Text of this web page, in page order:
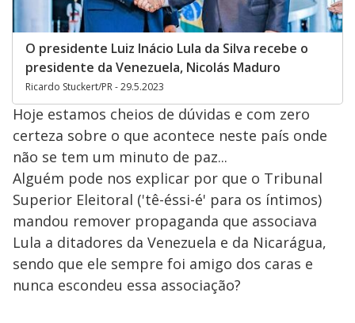
O presidente Luiz Inácio Lula da Silva recebe o
presidente da Venezuela, Nicolás Maduro
Ricardo Stuckert/PR - 29.5.2023
Hoje estamos cheios de dúvidas e com zero
certeza sobre o que acontece neste país onde
não se tem um minuto de paz...
Alguém pode nos explicar por que o Tribunal
Superior Eleitoral ('tê-éssi-é' para os íntimos)
mandou remover propaganda que associava
Lula a ditadores da Venezuela e da Nicarágua,
sendo que ele sempre foi amigo dos caras e
nunca escondeu essa associação?